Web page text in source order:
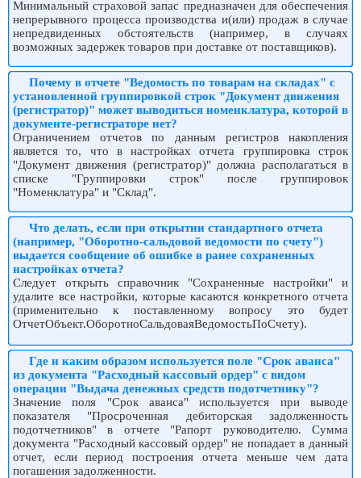
Минимальный страховой запас предназначен для обеспечения
непрерывного процесса производства и(или) продаж в случае
непредвиденных обстоятельств (например, в случаях
возможных задержек товаров при доставке от поставщиков).
Почему в отчете "Ведомость по товарам на складах" с
установленной группировкой строк "Документ движения
(регистратор)" может выводиться номенклатура, которой в
документе-регистраторе нет?
Ограничением отчетов по данным регистров накопления
является то, что в настройках отчета группировка строк
"Документ движения (регистратор)" должна располагаться в
списке "Группировки строк" после группировок
"Номенклатура" и "Склад".
Что делать, если при открытии стандартного отчета
(например, "Оборотно-сальдовой ведомости по счету")
выдается сообщение об ошибке в ранее сохраненных
настройках отчета?
Следует открыть справочник "Сохраненные настройки" и
удалите все настройки, которые касаются конкретного отчета
(применительно к поставленному вопросу это будет
ОтчетОбъект.ОборотноСальдоваяВедомостьПоСчету).
Где и каким образом используется поле "Срок аванса"
из документа "Расходный кассовый ордер" с видом
операции "Выдача денежных средств подотчетнику"?
Значение поля "Срок аванса" используется при выводе
показателя "Просроченная дебиторская задолженность
подотчетников" в отчете "Рапорт руководителю. Сумма
документа "Расходный кассовый ордер" не попадает в данный
отчет, если период построения отчета меньше чем дата
погашения задолженности.